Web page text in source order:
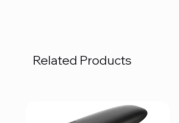
Related Products